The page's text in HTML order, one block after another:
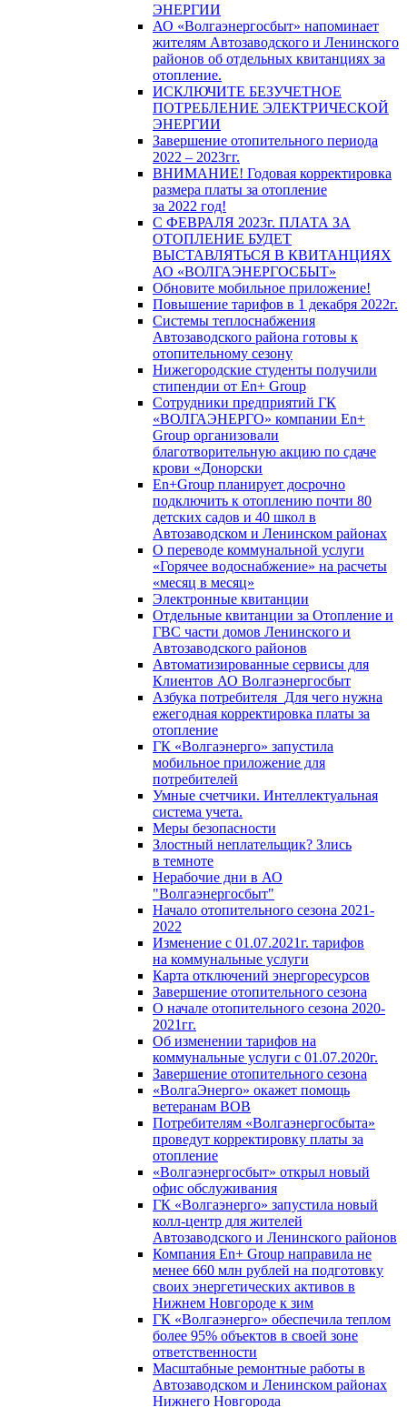
ЭНЕРГИИ
АО «Волгаэнергосбыт» напоминает
жителям Автозаводского и Ленинского
районов об отдельных квитанциях за
отопление.
ИСКЛЮЧИТЕ БЕЗУЧЕТНОЕ
ПОТРЕБЛЕНИЕ ЭЛЕКТРИЧЕСКОЙ
ЭНЕРГИИ
Завершение отопительного периода
2022 – 2023гг.
ВНИМАНИЕ! Годовая корректировка
размера платы за отопление
за 2022 год!
С ФЕВРАЛЯ 2023г. ПЛАТА ЗА
ОТОПЛЕНИЕ БУДЕТ
ВЫСТАВЛЯТЬСЯ В КВИТАНЦИЯХ
АО «ВОЛГАЭНЕРГОСБЫТ»
Обновите мобильное приложение!
Повышение тарифов в 1 декабря 2022г.
Системы теплоснабжения
Автозаводского района готовы к
отопительному сезону
Нижегородские студенты получили
стипендии от En+ Group
Сотрудники предприятий ГК
«ВОЛГАЭНЕРГО» компании En+
Group организовали
благотворительную акцию по сдаче
крови «Донорски
En+Group планирует досрочно
подключить к отоплению почти 80
детских садов и 40 школ в
Автозаводском и Ленинском районах
О переводе коммунальной услуги
«Горячее водоснабжение» на расчеты
«месяц в месяц»
Электронные квитанции
Отдельные квитанции за Отопление и
ГВС части домов Ленинского и
Автозаводского районов
Автоматизированные сервисы для
Клиентов АО Волгаэнергосбыт
Азбука потребителя_Для чего нужна
ежегодная корректировка платы за
отопление
ГК «Волгаэнерго» запустила
мобильное приложение для
потребителей
Умные счетчики. Интеллектуальная
система учета.
Меры безопасности
Злостный неплательщик? Злись
в темноте
Нерабочие дни в АО
"Волгаэнергосбыт"
Начало отопительного сезона 2021-
2022
Изменение с 01.07.2021г. тарифов
на коммунальные услуги
Карта отключений энергоресурсов
Завершение отопительного сезона
О начале отопительного сезона 2020-
2021гг.
Об изменении тарифов на
коммунальные услуги с 01.07.2020г.
Завершение отопительного сезона
«ВолгаЭнерго» окажет помощь
ветеранам ВОВ
Потребителям «Волгаэнергосбыта»
проведут корректировку платы за
отопление
«Волгаэнергосбыт» открыл новый
офис обслуживания
ГК «Волгаэнерго» запустила новый
колл-центр для жителей
Автозаводского и Ленинского районов
Компания En+ Group направила не
менее 660 млн рублей на подготовку
своих энергетических активов в
Нижнем Новгороде к зим
ГК «Волгаэнерго» обеспечила теплом
более 95% объектов в своей зоне
ответственности
Масштабные ремонтные работы в
Автозаводском и Ленинском районах
Нижнего Новгорода